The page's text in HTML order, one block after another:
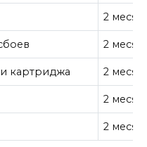
2
2
картриджа 2
2
2